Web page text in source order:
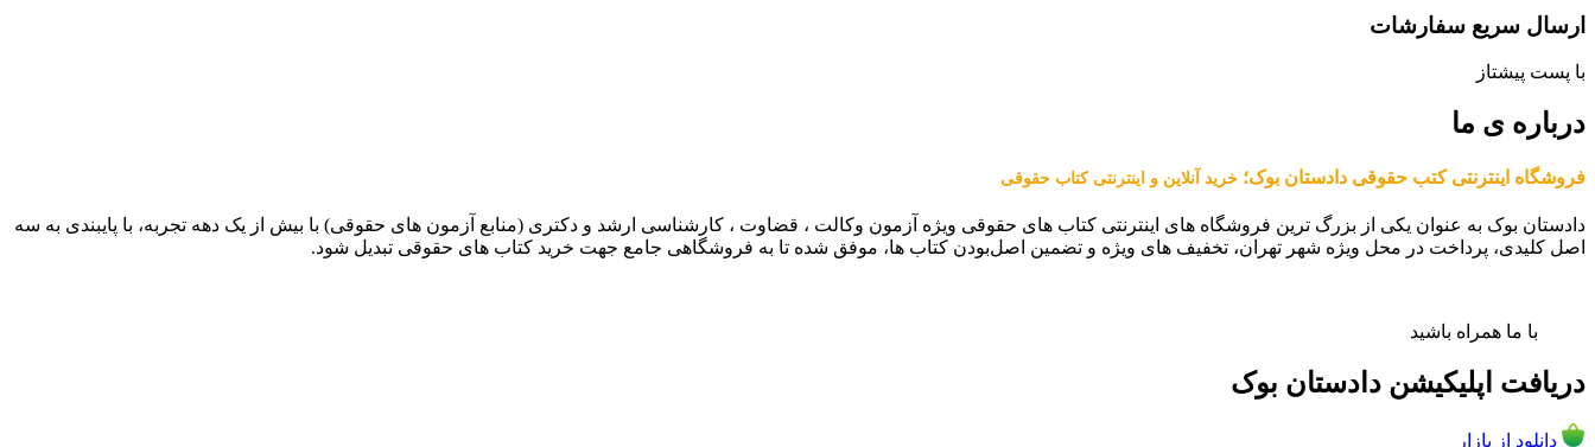
ارسال سریع سفارشات
با پست پیشتاز
درباره ی ما
فروشگاه اینترنتی کتب حقوقی دادستان بوک؛ خرید آنلاین و اینترنتی کتاب حقوقی
دادستان بوک به عنوان یکی از بزرگ ترین فروشگاه های اینترنتی کتاب های حقوقی ویژه آزمون وکالت ، قضاوت ، کارشناسی ارشد و دکتری (منابع آزمون های حقوقی) با بیش از یک دهه تجربه، با پایبندی به سه
اصل کلیدی، پرداخت در محل ویژه شهر تهران، تخفیف های ویژه و تضمین اصل‌بودن کتاب ها، موفق شده تا به فروشگاهی جامع جهت خرید کتاب های حقوقی تبدیل شود.
با ما همراه باشید
دریافت اپلیکیشن دادستان بوک
دانلود از بازار